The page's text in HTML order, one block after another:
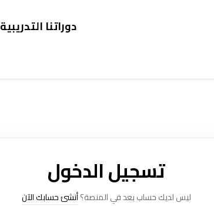
دوراتنا التدريبية
تسجيل الدخول
ليس لديك حساب بعد في المنصة؟أنشئ حسابك الآن